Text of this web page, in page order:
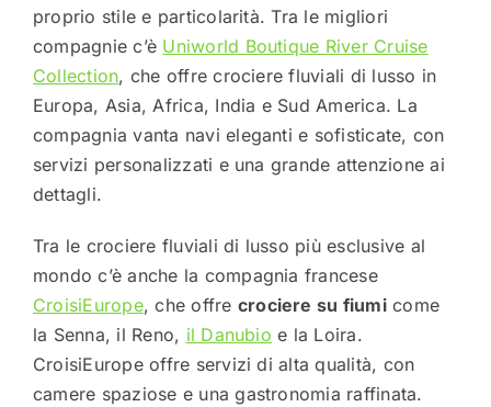
proprio stile e particolarità. Tra le migliori
compagnie c’è Uniworld Boutique River Cruise
Collection, che offre crociere fluviali di lusso in
Europa, Asia, Africa, India e Sud America. La
compagnia vanta navi eleganti e sofisticate, con
servizi personalizzati e una grande attenzione ai
dettagli.
Tra le crociere fluviali di lusso più esclusive al
mondo c’è anche la compagnia francese
CroisiEurope, che offre crociere su fiumicome
la Senna, il Reno, il Danubio e la Loira.
CroisiEurope offre servizi di alta qualità, con
camere spaziose e una gastronomia raffinata.